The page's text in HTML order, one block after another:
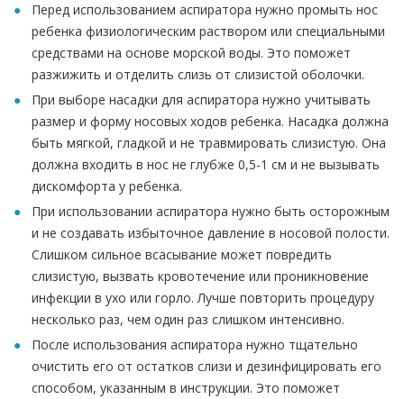
Перед использованием аспиратора нужно промыть нос
ребенка физиологическим раствором или специальными
средствами на основе морской воды. Это поможет
разжижить и отделить слизь от слизистой оболочки.
При выборе насадки для аспиратора нужно учитывать
размер и форму носовых ходов ребенка. Насадка должна
быть мягкой, гладкой и не травмировать слизистую. Она
должна входить в нос не глубже 0,5-1 см и не вызывать
дискомфорта у ребенка.
При использовании аспиратора нужно быть осторожным
и не создавать избыточное давление в носовой полости.
Слишком сильное всасывание может повредить
слизистую, вызвать кровотечение или проникновение
инфекции в ухо или горло. Лучше повторить процедуру
несколько раз, чем один раз слишком интенсивно.
После использования аспиратора нужно тщательно
очистить его от остатков слизи и дезинфицировать его
способом, указанным в инструкции. Это поможет